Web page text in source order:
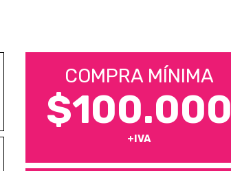
COMPRA MÍNIMA
$100.000
+IVA